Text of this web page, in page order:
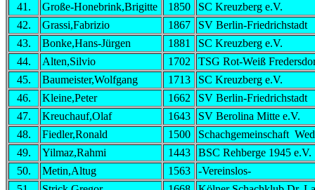
41.
Große-Honebrink,Brigitte 1850
SC Kreuzberg e.V.
42.
Grassi,Fabrizio 1867
SV Berlin-Friedrichstadt
43.
Bonke,Hans-Jürgen 1881
SC Kreuzberg e.V.
44.
Alten,Silvio 1702
TSG Rot-Weiß
45.
Baumeister,Wolfgang 1713
SC Kreuzberg e.V.
46.
Kleine,Peter 1662
SV Berlin-Friedrichstadt
47.
Kreuchauf,Olaf 1643
SV Berolina Mitte e.V.
48.
Fiedler,Ronald 1500
Schachgemeinschaft
49.
Yilmaz,Rahmi 1443
BSC Rehberge 1945 e.V.
50.
Metin,Altug 1563
-Vereinslos-